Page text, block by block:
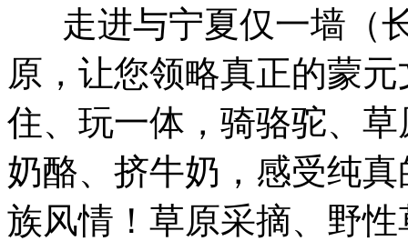
走进与宁夏仅一墙（
原，让您领略真正的蒙
住、玩一体，骑骆驼、
奶酪、挤牛奶，感受纯
族风情！草原采摘、野